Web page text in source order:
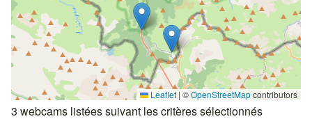
Leaflet | ©OpenStreetMapcontributors
3 webcams listées suivant les critères sélectionnés